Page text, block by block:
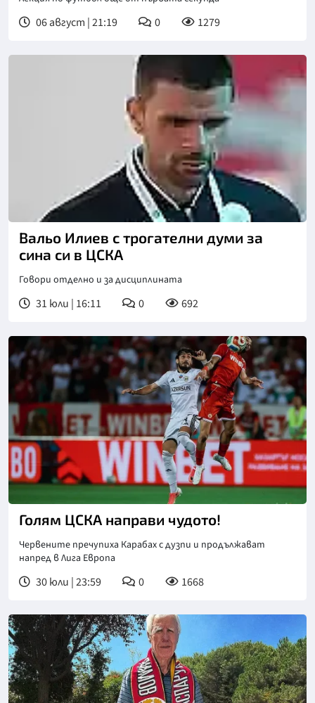
06 август | 21:19 0 1279
Вальо Илиев с трогателни думи за
сина си в ЦСКА
Говори отделно и за дисциплината
31 юли | 16:11 0 692
Голям ЦСКА направи чудото!
Червените пречупиха Карабах с дузпи и продължават
напред в Лига Европа
30 юли | 23:59 0 1668